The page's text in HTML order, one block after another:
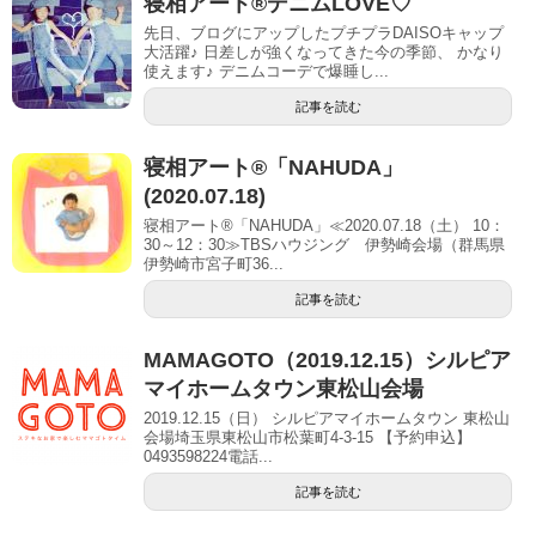
先日、ブログにアップしたプチプラDAISOキャップ
大活躍♪ 日差しが強くなってきた今の季節、 かなり
使えます♪ デニムコーデで爆睡し...
記事を読む
寝相アート®「NAHUDA」
(2020.07.18)
寝相アート®「NAHUDA」≪2020.07.18（土） 10：
30～12：30≫TBSハウジング 伊勢崎会場（群馬県
伊勢崎市宮子町36...
記事を読む
MAMAGOTO（2019.12.15）シルピア
マイホームタウン東松山会場
2019.12.15（日） シルピアマイホームタウン 東松山
会場埼玉県東松山市松葉町4-3-15 【予約申込】
0493598224電話...
記事を読む